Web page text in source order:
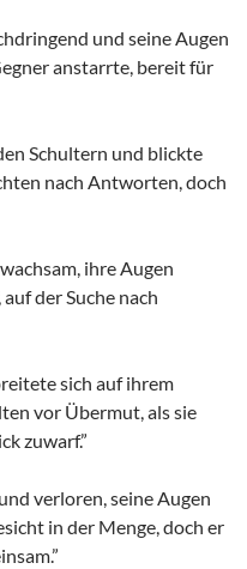
und seine Augen
anstarrte, bereit für
Schultern und blickte
nach Antworten, doch
ihre Augen
der Suche nach
sich auf ihrem
vor Übermut, als sie
zuwarf.”
verloren, seine Augen
in der Menge, doch er